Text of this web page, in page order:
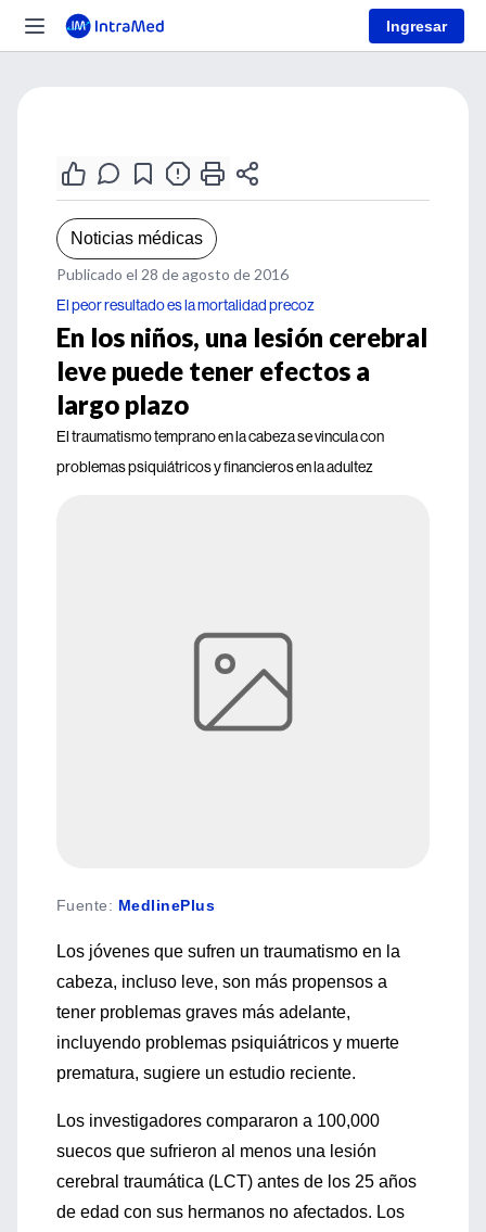
Ingresar
Noticias médicas
Publicado el 28 de agosto de 2016
El peor resultado es la mortalidad precoz
En los niños, una lesión cerebral
leve puede tener efectos a
largo plazo
El traumatismo temprano en la cabeza se vincula con
problemas psiquiátricos y financieros en la adultez
Fuente: MedlinePlus
Los jóvenes que sufren un traumatismo en la
cabeza, incluso leve, son más propensos a
tener problemas graves más adelante,
incluyendo problemas psiquiátricos y muerte
prematura, sugiere un estudio reciente.
Los investigadores compararon a 100,000
suecos que sufrieron al menos una lesión
cerebral traumática (LCT) antes de los 25 años
de edad con sus hermanos no afectados. Los